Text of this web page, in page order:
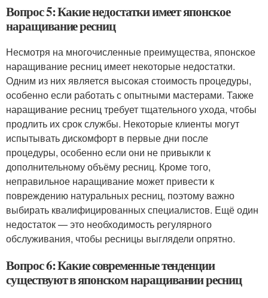
Вопрос 5: Какие недостатки имеет японское
наращивание ресниц
Несмотря на многочисленные преимущества, японское
наращивание ресниц имеет некоторые недостатки.
Одним из них является высокая стоимость процедуры,
особенно если работать с опытными мастерами. Также
наращивание ресниц требует тщательного ухода, чтобы
продлить их срок службы. Некоторые клиенты могут
испытывать дискомфорт в первые дни после
процедуры, особенно если они не привыкли к
дополнительному объёму ресниц. Кроме того,
неправильное наращивание может привести к
повреждению натуральных ресниц, поэтому важно
выбирать квалифицированных специалистов. Ещё один
недостаток — это необходимость регулярного
обслуживания, чтобы ресницы выглядели опрятно.
Вопрос 6: Какие современные тенденции
существуют в японском наращивании ресниц